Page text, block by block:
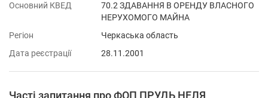
Основний КВЕД
70.2 ЗДАВАННЯ В ОРЕНДУ ВЛАСНОГО
НЕРУХОМОГО МАЙНА
Регіон
Черкаська область
Дата реєстрації
28.11.2001
Часті запитання про ФОП ПРУДЬ НЕЛЯ